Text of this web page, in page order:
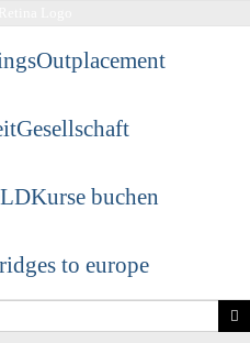
Outplacement
Gesellschaft
Kurse buchen
to europe